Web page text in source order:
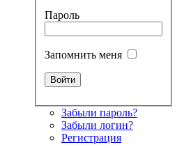
Пароль
Запомнить меня
Забыли пароль?
Забыли логин?
Регистрация